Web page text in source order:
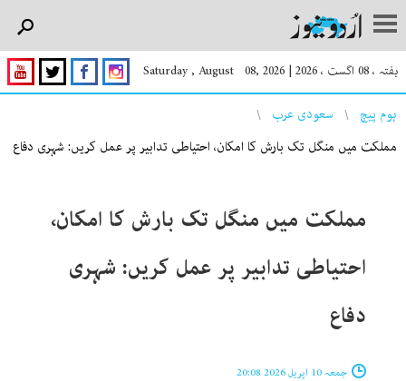
ہفتہ ، 08 اگست ، 2026 |
Saturday , August 08, 2026
You are here
ہوم پیچ
سعودی عرب
مملکت میں منگل تک بارش کا امکان، احتیاطی تدابیر پر عمل کریں: شہری دفاع
مملکت میں منگل تک بارش کا امکان،
احتیاطی تدابیر پر عمل کریں: شہری
دفاع
جمعہ 10 اپریل 2026 20:08